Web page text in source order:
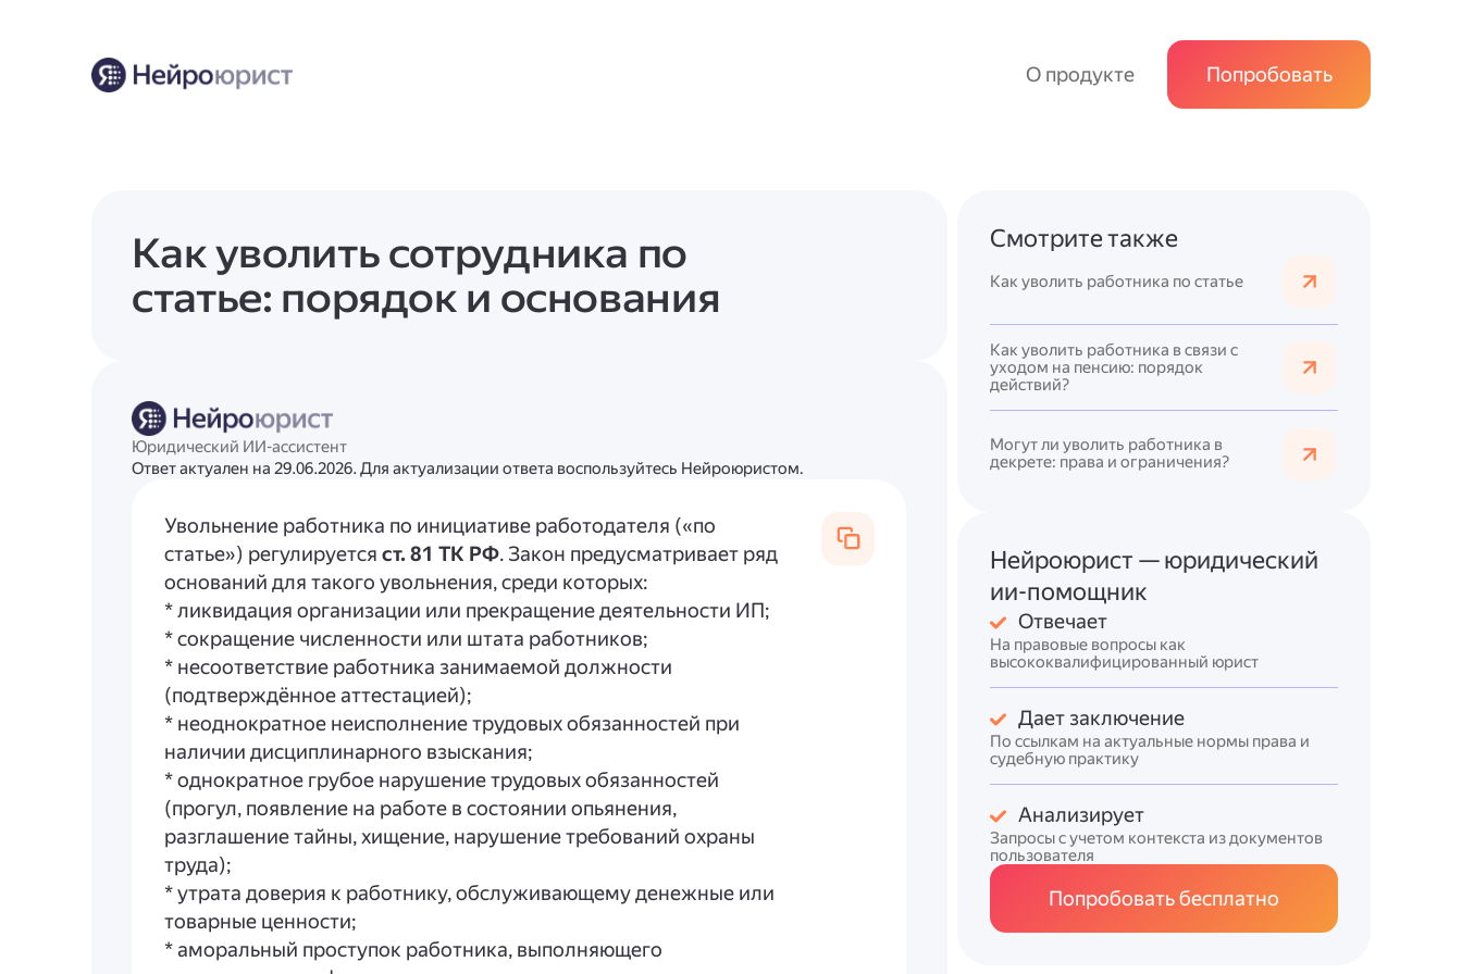
О продукте Попробовать
Как уволить сотрудника по
статье: порядок и основания
Юридический ИИ-ассистент
Ответ актуален на 29.06.2026. Для актуализации ответа воспользуйтесь Нейроюристом.
Увольнение работника по инициативе работодателя («по
статье») регулируетсяст. 81 ТК РФ. Закон предусматривает ряд
оснований для такого увольнения, среди которых:
* ликвидация организации или прекращение деятельности ИП;
* сокращение численности или штата работников;
* несоответствие работника занимаемой должности
(подтверждённое аттестацией);
* неоднократное неисполнение трудовых обязанностей при
наличии дисциплинарного взыскания;
* однократное грубое нарушение трудовых обязанностей
(прогул, появление на работе в состоянии опьянения,
разглашение тайны, хищение, нарушение требований охраны
труда);
* утрата доверия к работнику, обслуживающему денежные или
товарные ценности;
* аморальный проступок работника, выполняющего
Смотрите также
Как уволить работника по статье
Как уволить работника в связи с
уходом на пенсию: порядок
действий?
Могут ли уволить работника в
декрете: права и ограничения?
Нейроюрист — юридический
ии-помощник
Отвечает
На правовые вопросы как
высококвалифицированный юрист
Дает заключение
По ссылкам на актуальные нормы права и
судебную практику
Анализирует
Запросы с учетом контекста из документов
пользователя
Попробовать бесплатно